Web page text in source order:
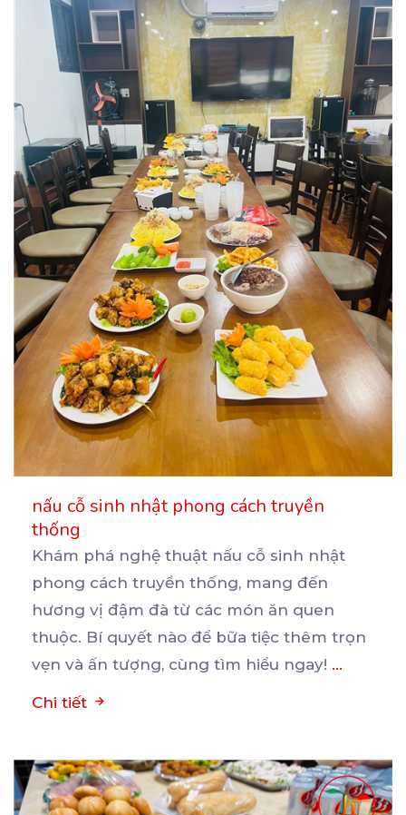
nấu cỗ sinh nhật phong cách truyền
thống
Khám phá nghệ thuật nấu cỗ sinh nhật
phong cách truyền thống, mang đến
hương vị đậm đà từ các món ăn quen
thuộc. Bí quyết nào để bữa tiệc thêm trọn
vẹn và ấn tượng, cùng tìm hiểu ngay! ...
Chi tiết